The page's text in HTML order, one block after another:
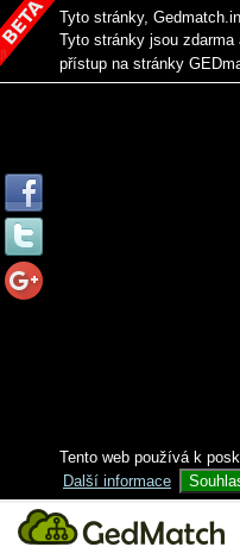
Tyto stránky,
Tyto stránky jsou
přístup na stránky
Tento web používá k
Další informace